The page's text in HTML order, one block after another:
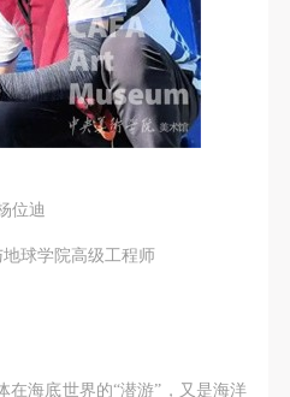
位迪
球学院高级工程师
在海底世界的“潜游”，又是海洋